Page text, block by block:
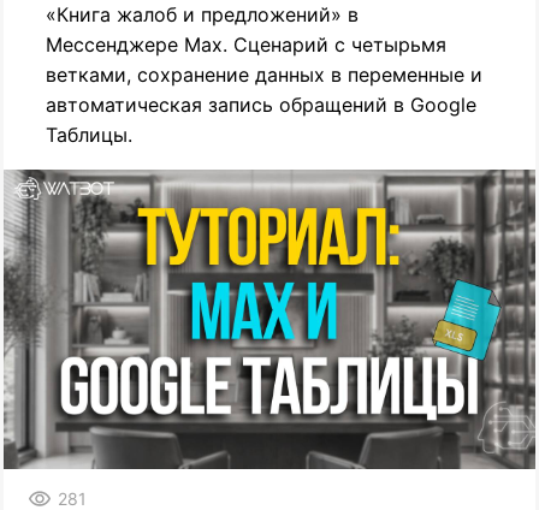
«Книга жалоб и предложений» в
Мессенджере Max. Сценарий с четырьмя
ветками, сохранение данных в переменные и
автоматическая запись обращений в Google
Таблицы.
281